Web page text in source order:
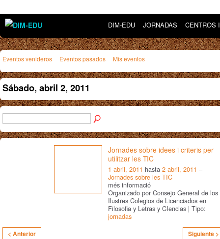
DIM-EDU JORNADAS CENTROS
Eventos venideros Eventos pasados Mis eventos
Sábado, abril 2, 2011
Jornades sobre idees i criteris per
utilitzar les TIC
1 abril, 2011 hasta 2 abril, 2011 –
Jornades sobre les TIC
més informació
Organizado por Consejo General de los
Ilustres Colegios de Licenciados en
Filosofia y Letras y CIencias | Tipo:
jornadas
< Anterior Siguiente >